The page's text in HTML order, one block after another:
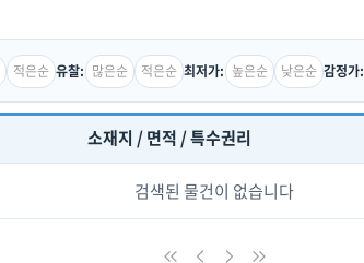
적은순 유찰: 많은순 적은순 최저가: 높은순 낮은순 감정가:
소재지 / 면적 / 특수권리
검색된 물건이 없습니다